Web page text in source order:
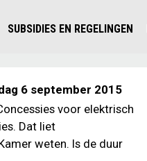
SUBSIDIES EN REGELINGEN
6 september 2015
voor elektrisch
Dat liet
weten. Is de duur